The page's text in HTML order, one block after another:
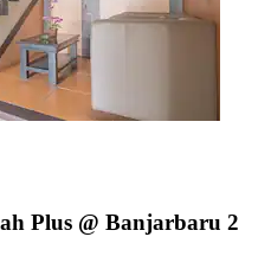
Plus @ Banjarbaru 2